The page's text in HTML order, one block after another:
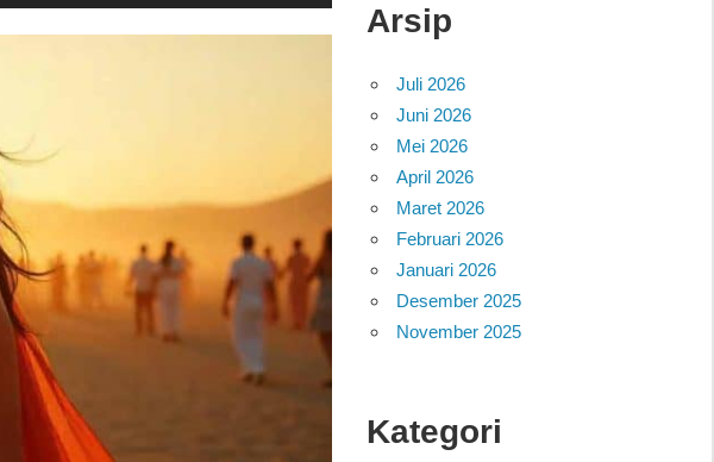
Arsip
Juli 2026
Juni 2026
Mei 2026
April 2026
Maret 2026
Februari 2026
Januari 2026
Desember 2025
November 2025
Kategori